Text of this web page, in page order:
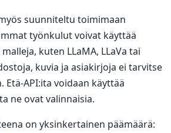
suunniteltu toimimaan
työnkulut voivat käyttää
kuten LLaMA, LLaVa tai
kuvia ja asiakirjoja ei tarvitse
Etä-API:ita voidaan käyttää
ne ovat valinnaisia.
on yksinkertainen päämäärä: